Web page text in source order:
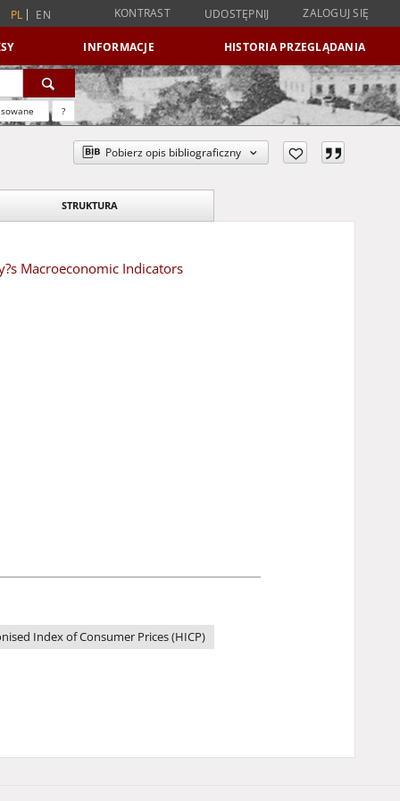
PL EN KONTRAST UDOSTĘPNIJ ZALOGUJ SIĘ
INFORMACJE HISTORIA PRZEGLĄDANIA
?
Pobierz opis bibliograficzny
STRUKTURA
Macroeconomic Indicators
Index of Consumer Prices (HICP)